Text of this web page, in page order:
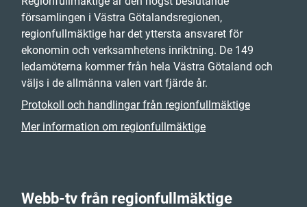
församlingen i Västra Götalandsregionen,
regionfullmäktige har det yttersta ansvaret för
ekonomin och verksamhetens inriktning. De 149
ledamöterna kommer från hela Västra Götaland och
väljs i de allmänna valen vart fjärde år.
Protokoll och handlingar från regionfullmäktige
Mer information om regionfullmäktige
Webb-tv från regionfullmäktige